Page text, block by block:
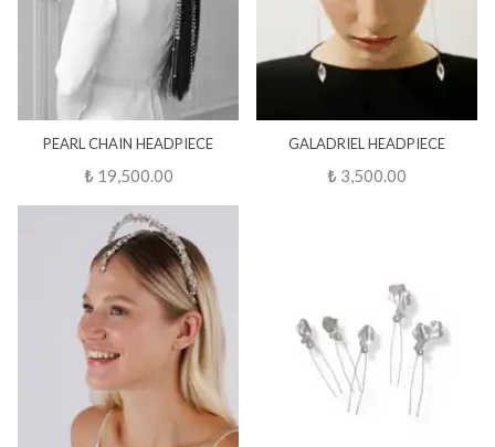
PEARL CHAIN HEADPIECE
₺ 19,500.00
GALADRIEL HEADPIECE
₺ 3,500.00